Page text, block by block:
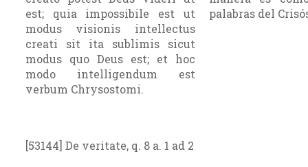
est; quia impossibile est ut
modus visionis intellectus
creati sit ita sublimis sicut
modus quo Deus est; et hoc
modo intelligendum est
verbum Chrysostomi.
palabras del
[53144] De veritate, q. 8 a. 1 ad 2